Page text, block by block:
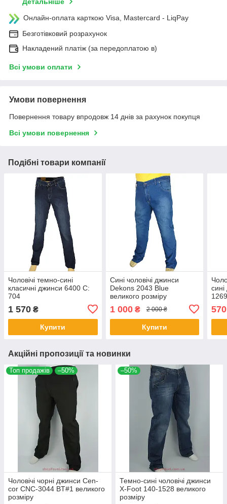
Детальніше
Онлайн-оплата карткою Visa, Mastercard - LiqPay
Безготівковий розрахунок
Накладений платіж (за передоплатою в)
Всі умови оплати
Умови повернення
Повернення товару впродовж 14 днів за рахунок покупця
Всі умови повернення
Подібні товари компанії
Чоловічі темно-сині
класичні джинси 6400 C:
704
1 570 ₴
Купити
Сині чоловічі джинси
Dekons 2043 Blue
великого розміру
1 000₴ 2 000 ₴
Купити
570
Акційні пропозиції та новинки
Топ продажів –50%
Чоловічі чорні джинси Cen-
cor CNC-3044 BT#1 великого
розміру
–50%
Темно-сині чоловічі джинси
X-Foot 140-1528 великого
розміру